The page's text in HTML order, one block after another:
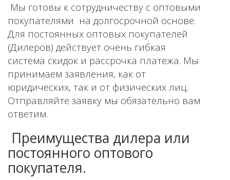
Мы готовы к сотрудничеству с оптовыми
покупателями на долгосрочной основе.
Для постоянных оптовых покупателей
(Дилеров) действует очень гибкая
система скидок и рассрочка платежа. Мы
принимаем заявления, как от
юридических, так и от физических лиц.
Отправляйте заявку мы обязательно вам
ответим.
Преимущества дилера или
постоянного оптового
покупателя.